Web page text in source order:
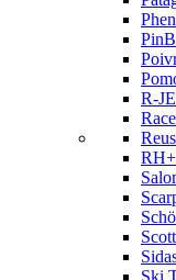
R-
RH+
Scott
Ski